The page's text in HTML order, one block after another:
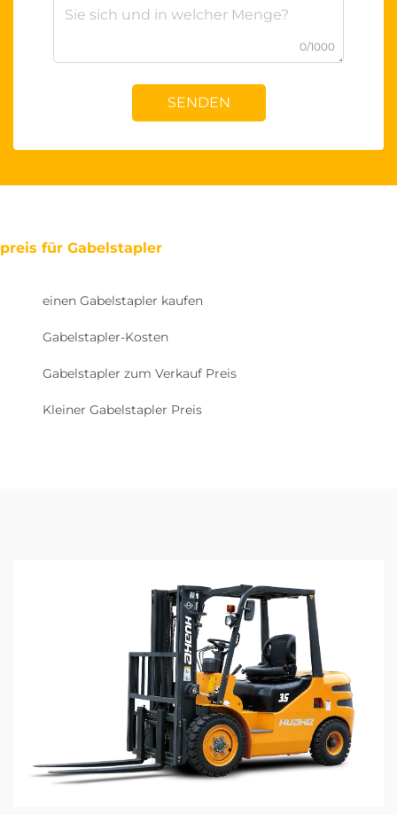
0/1000
SENDEN
preis für Gabelstapler
einen Gabelstapler kaufen
Gabelstapler-Kosten
Gabelstapler zum Verkauf Preis
Kleiner Gabelstapler Preis